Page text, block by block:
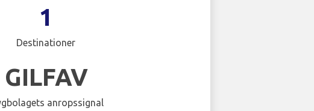
1
Destinationer
GILFAV
anropssignal